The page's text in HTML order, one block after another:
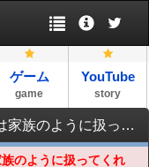
ゲーム
game
YouTube
story
元西武マキノン「日本と違って韓国は家族のように扱ってくれる」
のように扱ってくれ